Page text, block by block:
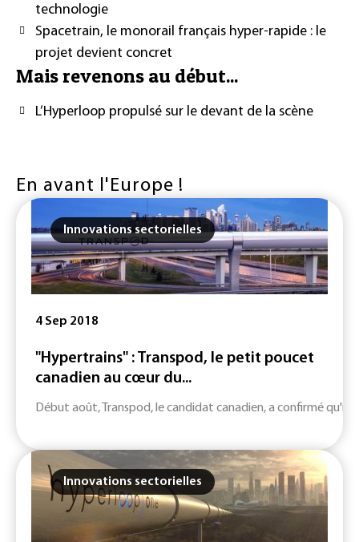
technologie
Spacetrain, le monorail français hyper-rapide : le
projet devient concret
Mais revenons au début...
L’Hyperloop propulsé sur le devant de la scène
En avant l'Europe !
Innovations sectorielles
4 Sep 2018
"Hypertrains" : Transpod, le petit poucet
canadien au cœur du...
Début août, Transpod, le candidat canadien, a confirmé qu'il
Innovations sectorielles